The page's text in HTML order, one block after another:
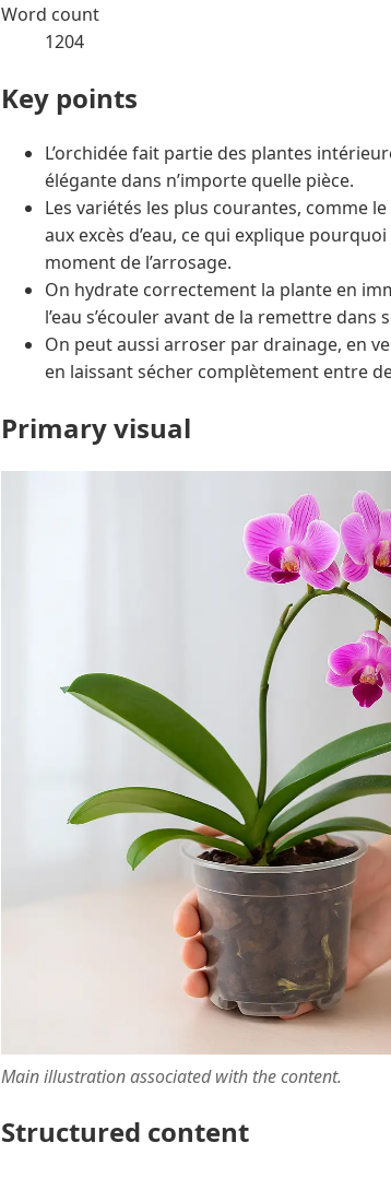
Word count
1204
Key points
L’orchidée fait partie des plantes
élégante dans n’importe quelle pièce.
Les variétés les plus courantes, comme
aux excès d’eau, ce qui explique
moment de l’arrosage.
On hydrate correctement la plante en
l’eau s’écouler avant de la remettre dans
On peut aussi arroser par drainage, en
en laissant sécher complètement entre
Primary visual
Main illustration associated with the content.
Structured content